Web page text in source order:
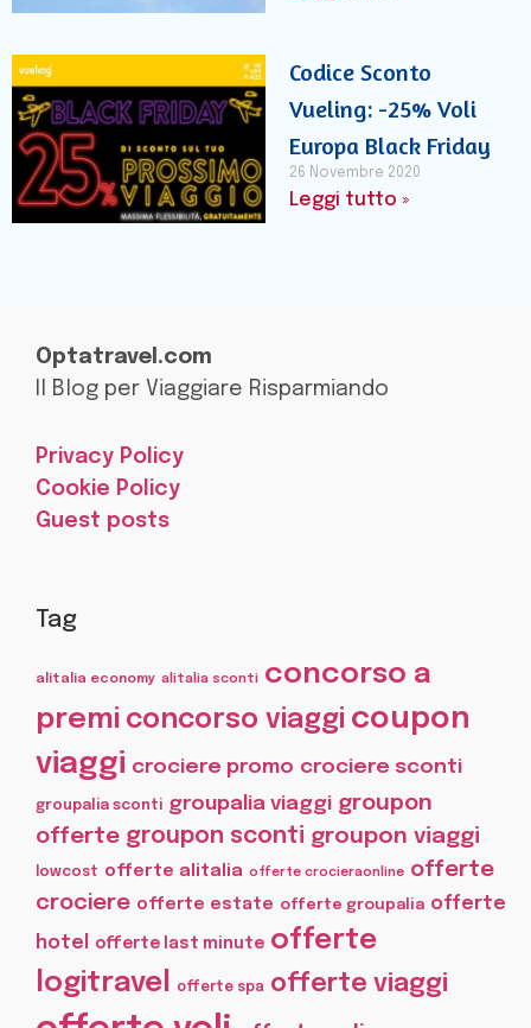
Codice Sconto
Vueling: -25% Voli
Europa Black Friday
26 Novembre 2020
Leggi tutto »
Optatravel.com
Il Blog per Viaggiare Risparmiando
Privacy Policy
Cookie Policy
Guest posts
Tag
alitalia economy alitalia sconti concorso a
premi concorso viaggi coupon
viaggi crociere promo crociere sconti
groupalia sconti groupalia viaggi groupon
offerte groupon sconti groupon viaggi
lowcost offerte alitalia offerte crocieraonline offerte
crociere offerte estate offerte groupalia offerte
hotel
offerte last minute offerte
logitravel offerte spa offerte viaggi